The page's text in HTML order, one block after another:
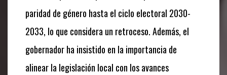
paridad de género hasta el ciclo electoral 2030-
2033, lo que considera un retroceso. Además, el
gobernador ha insistido en la importancia de
alinear la legislación local con los avances